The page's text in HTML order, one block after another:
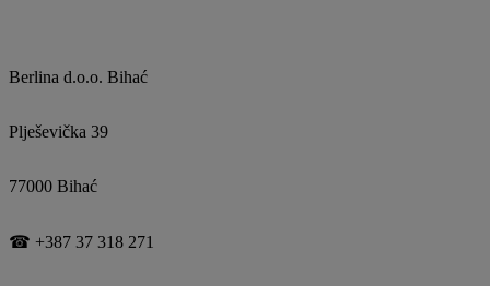
Berlina d.o.o. Bihać
Plješevička 39
77000 Bihać
☎ +387 37 318 271